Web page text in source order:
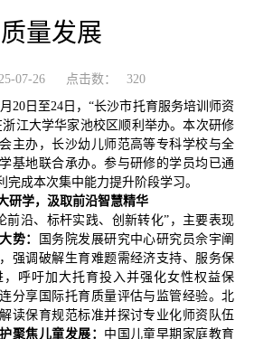
质量发展
07-26 点击数： 320
20日至24日，“长沙市托育服务培训师资
江大学华家池校区顺利举办。本次研修
主办，长沙幼儿师范高等专科学校与全
基地联合承办。参与研修的学员均已通
成本次集中能力提升阶段学习。
研学，汲取前沿智慧精华
前沿、标杆实践、创新转化”，主要表现
势：
国务院发展研究中心研究员佘宇阐
强调破解生育难题需经济支持、服务保
，呼吁加大托育投入并强化女性权益保
分享国际托育质量评估与监管经验。北
读保育规范标准并探讨专业化师资队伍
聚焦儿童发展： 中国儿童早期家庭教育